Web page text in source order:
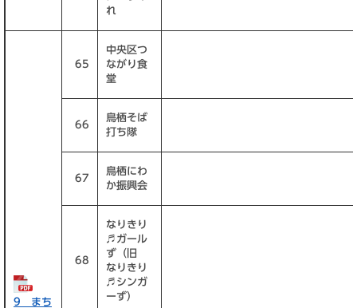
れ
9 まち
65
中央区つ
ながり食
堂
66
鳥栖そば
打ち隊
67
鳥栖にわ
か振興会
68
なりきり
♬ガール
ず（旧
なりきり
♬シンガ
ーず）